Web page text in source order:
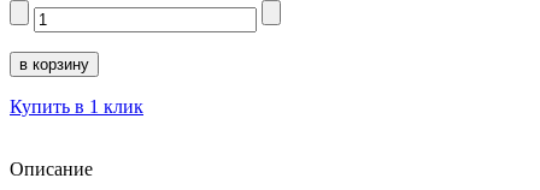
Купить в 1 клик
Описание